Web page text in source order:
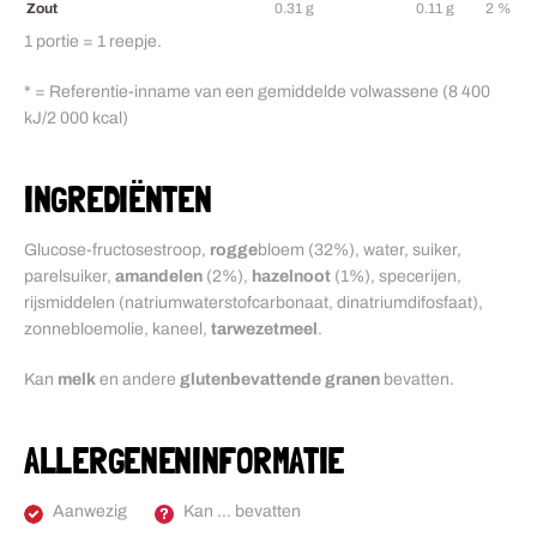
Zout 0.31 g 0.11 g 2 %
1 portie = 1 reepje.
* = Referentie-inname van een gemiddelde volwassene (8 400
kJ/2 000 kcal)
INGREDIËNTEN
Glucose-fructosestroop, roggebloem (32%), water, suiker,
parelsuiker, amandelen (2%), hazelnoot (1%), specerijen,
rijsmiddelen (natriumwaterstofcarbonaat, dinatriumdifosfaat),
zonnebloemolie, kaneel, tarwezetmeel .
Kan melk en andere glutenbevattende granen bevatten.
ALLERGENENINFORMATIE
Aanwezig Kan ... bevatten